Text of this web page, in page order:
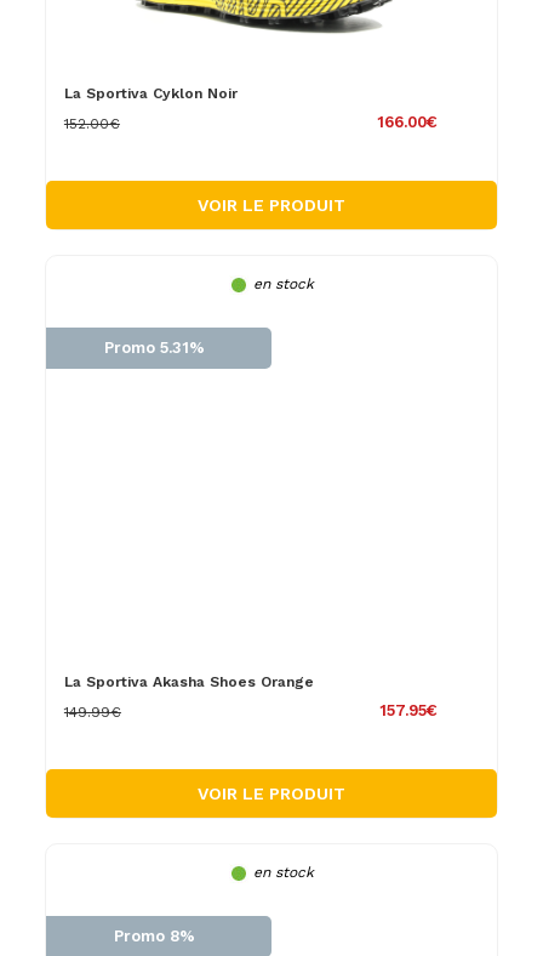
La Sportiva Cyklon Noir
166.00€
152.00€
VOIR LE PRODUIT
en stock
Promo 5.31%
La Sportiva Akasha Shoes Orange
157.95€
149.99€
VOIR LE PRODUIT
en stock
Promo 8%